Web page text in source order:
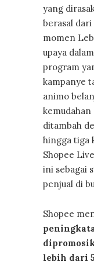
yang
berasal
momen
upaya
program
kampanye
animo
kemudahan
ditambah
hingga tiga
Shopee
ini sebagai
penjual di
Shopee
lebih dari